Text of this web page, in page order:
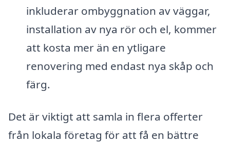
inkluderar ombyggnation av väggar,
installation av nya rör och el, kommer
att kosta mer än en ytligare
renovering med endast nya skåp och
färg.
Det är viktigt att samla in flera offerter
från lokala företag för att få en bättre